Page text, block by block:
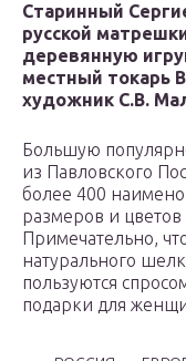
Старинный
русской
деревянную
местный токарь
художник С.В.
Большую
из Павловского
более 400
размеров и
Примечательно,
натурального
пользуются
подарки для